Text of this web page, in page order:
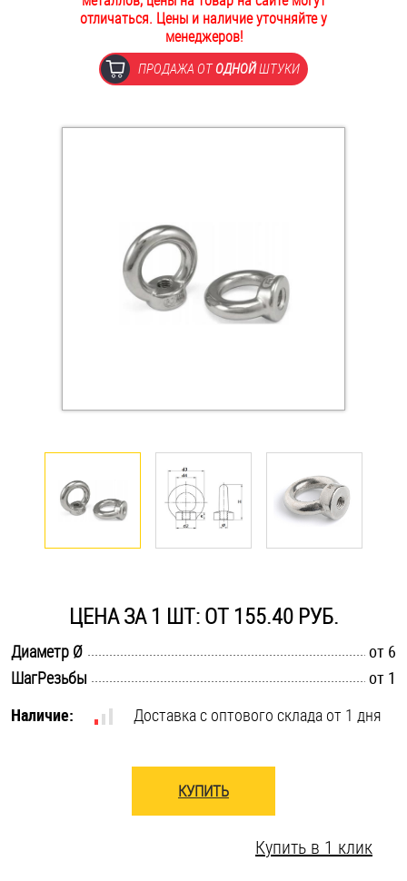
ОПЛАТА И ДОСТАВКА
НАШИ МАГАЗИНЫ
Дюбели
Заклепки (Гайки-Заклепки)
Инструмент
Крюки, кольца с метрической резьбой
Оснастка и аксессуары для яхт
Пробки
Саморезы и шурупы
Стопорные кольца
Такелаж
Хомуты
отличаться. Цены и наличие уточняйте у
менеджеров!
ПРОДАЖА ОТОДНОЙШТУКИ
ЦЕНА ЗА 1 ШТ: ОТ 155.40 РУБ.
Диаметр Ø
от 6
ШагРезьбы
от 1
Наличие:
Доставка с оптового склада от 1 дня
КУПИТЬ
Купить в 1 клик